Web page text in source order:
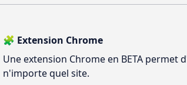
🧩 Extension Chrome
Une extension Chrome en BETA permet
n'importe quel site.